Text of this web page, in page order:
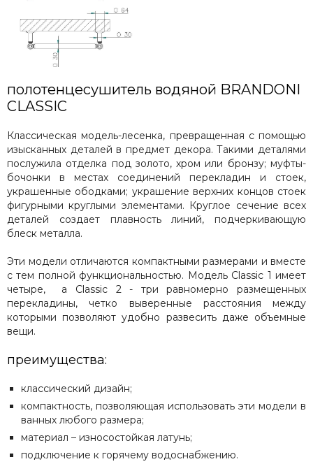
Secado
Solent
ArtofSpace
Nika
Axxinot
Benetto
полотенцесушитель водяной BRANDONI
CLASSIC
Классическая модель-лесенка, превращенная с помощью
изысканных деталей в предмет декора. Такими деталями
послужила отделка под золото, хром или бронзу; муфты-
бочонки в местах соединений перекладин и стоек,
украшенные ободками; украшение верхних концов стоек
фигурными круглыми элементами. Круглое сечение всех
деталей создает плавность линий, подчеркивающую
блеск металла.
Эти модели отличаются компактными размерами и вместе
с тем полной функциональностью. Модель Classic 1 имеет
четыре, а Classic 2 - три равномерно размещенных
перекладины, четко выверенные расстояния между
которыми позволяют удобно развесить даже объемные
вещи.
преимущества:
классический дизайн;
компактность, позволяющая использовать эти модели в
ванных любого размера;
материал – износостойкая латунь;
подключение к горячему водоснабжению.